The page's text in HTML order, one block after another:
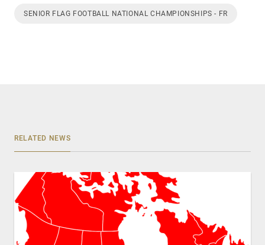
SENIOR FLAG FOOTBALL NATIONAL CHAMPIONSHIPS - FR
RELATED NEWS